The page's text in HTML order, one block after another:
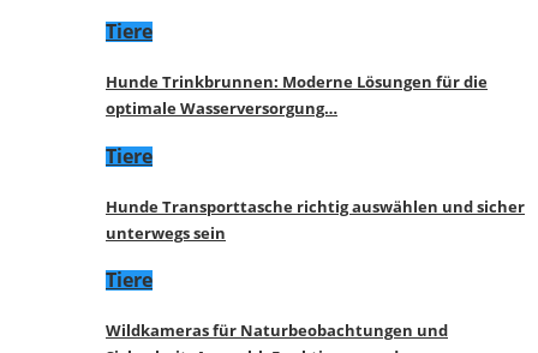
Tiere
Hunde Trinkbrunnen: Moderne Lösungen für die
optimale Wasserversorgung…
Tiere
Hunde Transporttasche richtig auswählen und sicher
unterwegs sein
Tiere
Wildkameras für Naturbeobachtungen und